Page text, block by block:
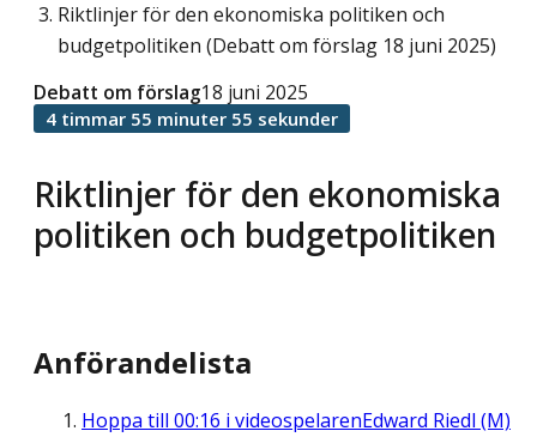
Riktlinjer för den ekonomiska politiken och
budgetpolitiken (Debatt om förslag 18 juni 2025)
Riktlinjer för den ekonomiska
politiken och budgetpolitiken
Debatt om förslag18 juni 2025
4 timmar 55 minuter 55 sekunder
Anförandelista
Hoppa till 00:16 i videospelarenEdward Riedl (M)